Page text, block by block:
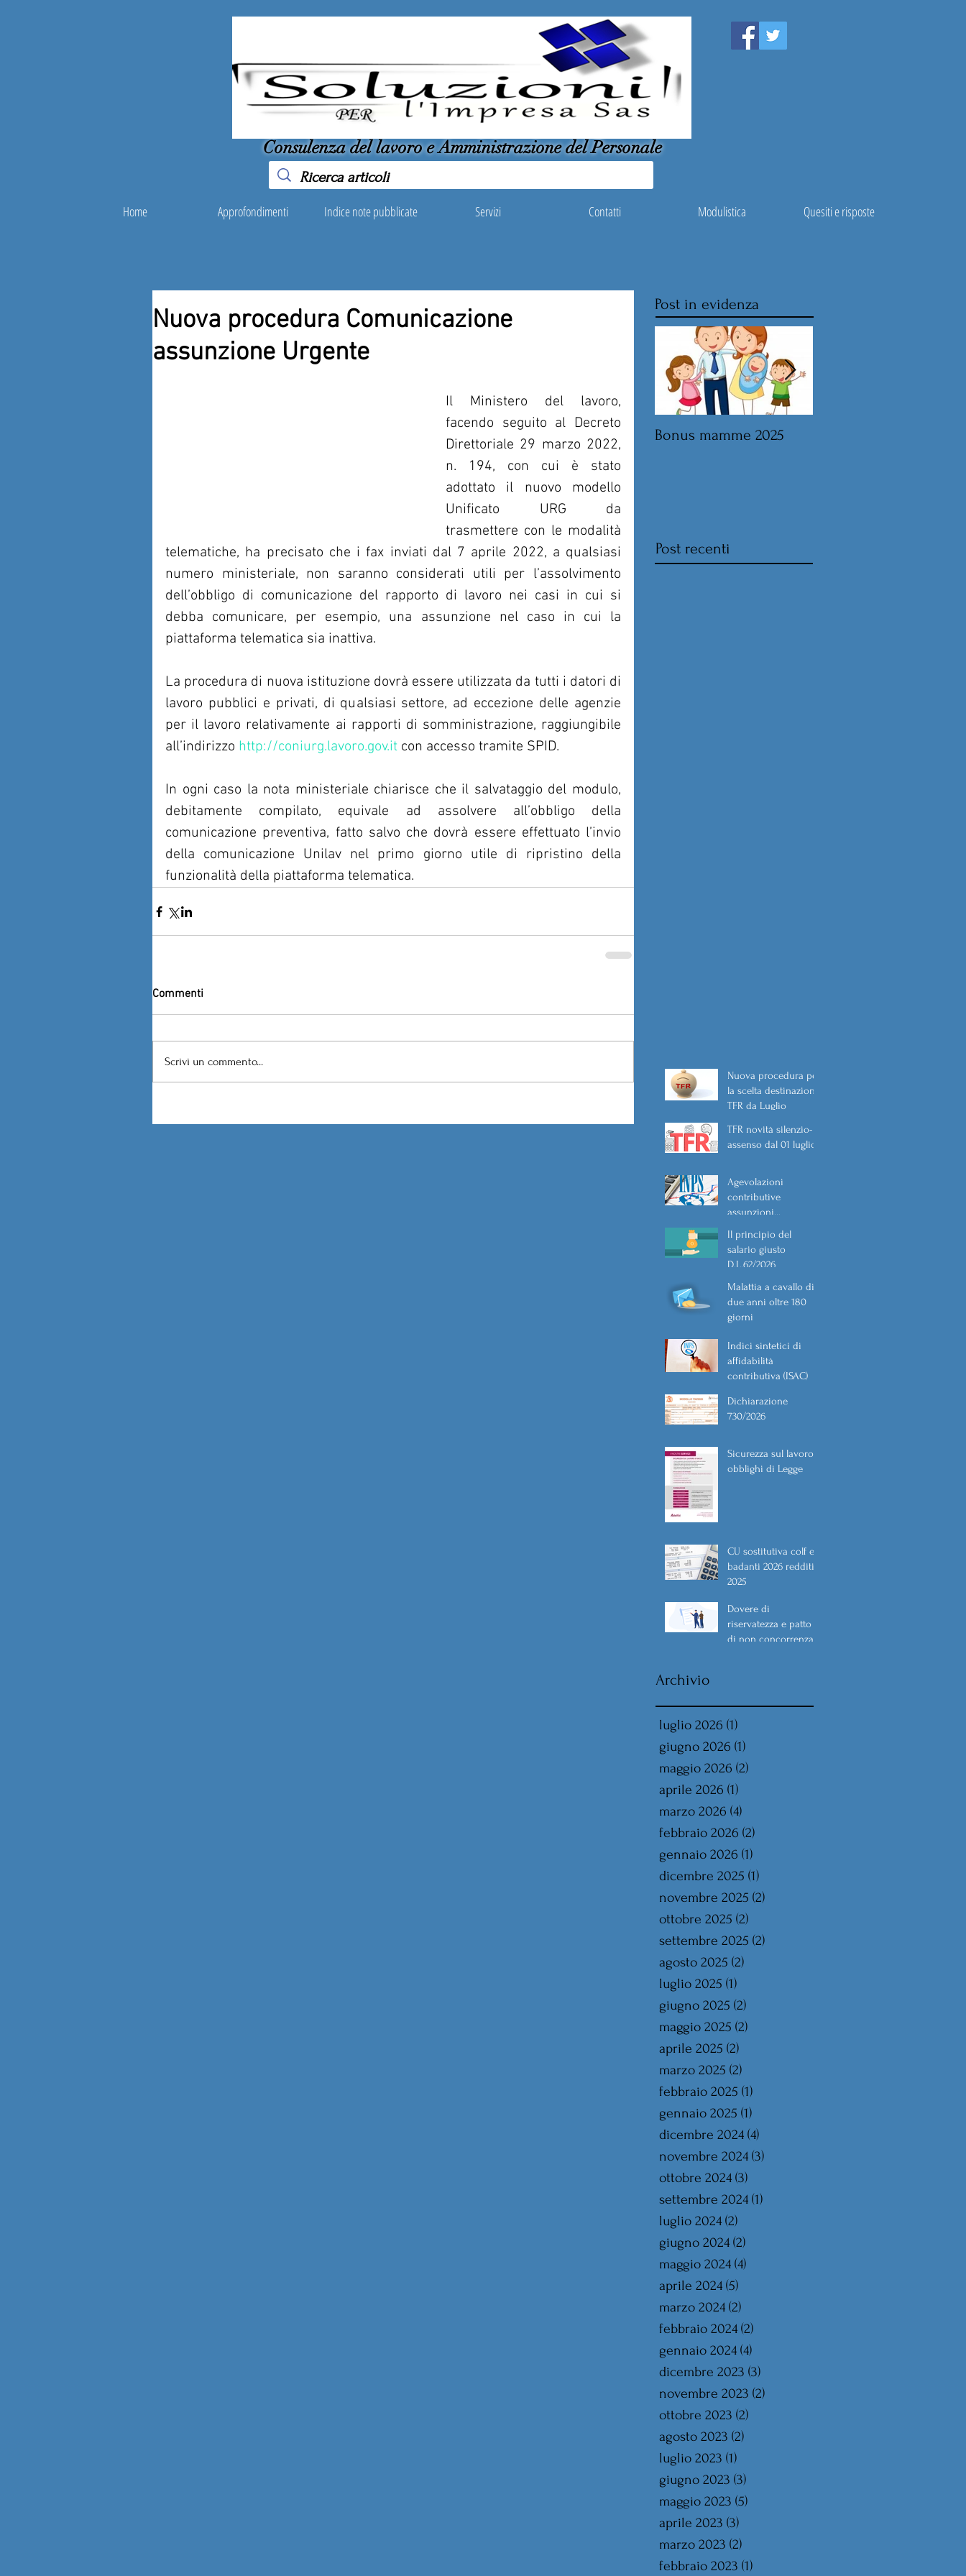
Consulenza del lavoro e Amministrazione del Personale
Home Approfondimenti Indice note pubblicate Servizi Contatti Modulistica Quesiti e risposte
Nuova procedura Comunicazione
assunzione Urgente
Il Ministero del lavoro,
facendo seguito al Decreto
Direttoriale 29 marzo 2022,
n. 194, con cui è stato
adottato il nuovo modello
Unificato URG da
trasmettere con le modalità
telematiche, ha precisato che i fax inviati dal 7 aprile 2022, a qualsiasi
numero ministeriale, non saranno considerati utili per l’assolvimento
dell’obbligo di comunicazione del rapporto di lavoro nei casi in cui si
debba comunicare, per esempio, una assunzione nel caso in cui la
piattaforma telematica sia inattiva.
La procedura di nuova istituzione dovrà essere utilizzata da tutti i datori di
lavoro pubblici e privati, di qualsiasi settore, ad eccezione delle agenzie
per il lavoro relativamente ai rapporti di somministrazione, raggiungibile
all’indirizzo http://coniurg.lavoro.gov.it con accesso tramite SPID.
In ogni caso la nota ministeriale chiarisce che il salvataggio del modulo,
debitamente compilato, equivale ad assolvere all’obbligo della
comunicazione preventiva, fatto salvo che dovrà essere effettuato l’invio
della comunicazione Unilav nel primo giorno utile di ripristino della
funzionalità della piattaforma telematica.
Commenti
Scrivi un commento...
Post in evidenza
Bonus mamme 2025
Post recenti
Nuova procedura per
la scelta destinazione
TFR da Luglio
TFR novità silenzio-
assenso dal 01 luglio
Agevolazioni
contributive
assunzioni
Il principio del
salario giusto
D.L.62/2026
Malattia a cavallo di
due anni oltre 180
giorni
Indici sintetici di
affidabilità
contributiva (ISAC)
Dichiarazione
730/2026
Sicurezza sul lavoro
obblighi di Legge
CU sostitutiva colf e
badanti 2026 redditi
2025
Dovere di
riservatezza e patto
di non concorrenza
Archivio
luglio 2026 (1)
giugno 2026 (1)
maggio 2026 (2)
aprile 2026 (1)
marzo 2026 (4)
febbraio 2026 (2)
gennaio 2026 (1)
dicembre 2025 (1)
novembre 2025 (2)
ottobre 2025 (2)
settembre 2025 (2)
agosto 2025 (2)
luglio 2025 (1)
giugno 2025 (2)
maggio 2025 (2)
aprile 2025 (2)
marzo 2025 (2)
febbraio 2025 (1)
gennaio 2025 (1)
dicembre 2024 (4)
novembre 2024 (3)
ottobre 2024 (3)
settembre 2024 (1)
luglio 2024 (2)
giugno 2024 (2)
maggio 2024 (4)
aprile 2024 (5)
marzo 2024 (2)
febbraio 2024 (2)
gennaio 2024 (4)
dicembre 2023 (3)
novembre 2023 (2)
ottobre 2023 (2)
agosto 2023 (2)
luglio 2023 (1)
giugno 2023 (3)
maggio 2023 (5)
aprile 2023 (3)
marzo 2023 (2)
febbraio 2023 (1)